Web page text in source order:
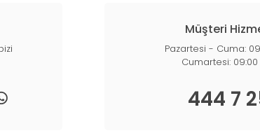
Müşteri
Pazartesi - Cuma:
Cumartesi: 09:00
444 7